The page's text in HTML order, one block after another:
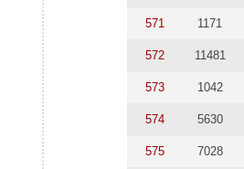
571 1171
572 11481
573 1042
574 5630
575 7028